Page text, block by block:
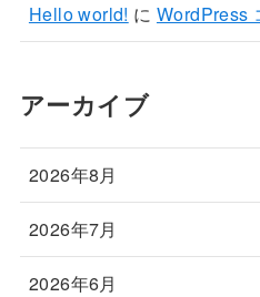
Hello world! に WordPress
アーカイブ
2026年8月
2026年7月
2026年6月